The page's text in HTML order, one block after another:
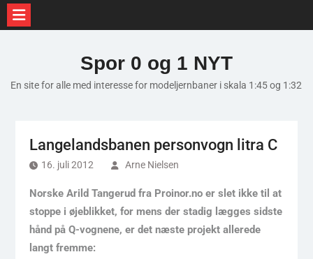
Spor 0 og 1 NYT
En site for alle med interesse for modeljernbaner i skala 1:45 og 1:32
Langelandsbanen personvogn litra C
16. juli 2012 Arne Nielsen
Norske Arild Tangerud fra Proinor.no er slet ikke til at
stoppe i øjeblikket, for mens der stadig lægges sidste
hånd på Q-vognene, er det næste projekt allerede
langt fremme: